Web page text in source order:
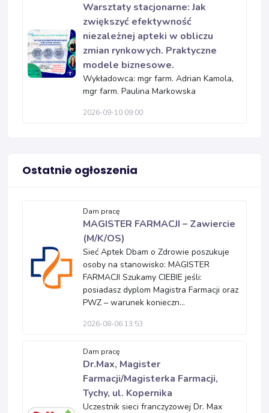
Warsztaty stacjonarne: Jak
zwiększyć efektywność
niezależnej apteki w obliczu
zmian rynkowych. Praktyczne
modele biznesowe.
Wykładowca: mgr farm. Adrian Kamola,
mgr farm. Paulina Markowska
2026-09-10 09:00
Ostatnie ogłoszenia
Dam pracę
MAGISTER FARMACJI – Zawiercie
(M/K/OS)
Sieć Aptek Dbam o Zdrowie poszukuje
osoby na stanowisko: MAGISTER
FARMACJI Szukamy CIEBIE jeśli:
posiadasz dyplom Magistra Farmacji oraz
PWZ – warunek konieczn...
2026-08-06 13:53
Dam pracę
Dr.Max, Magister
Farmacji/Magisterka Farmacji,
Tychy, ul. Kopernika
Uczestnik sieci franczyzowej Dr. Max